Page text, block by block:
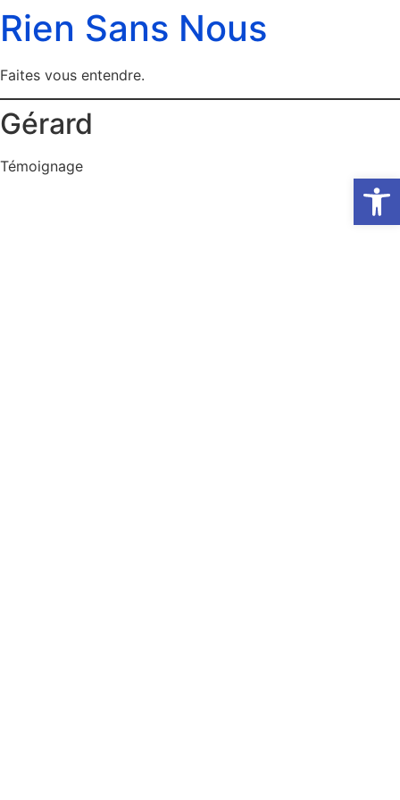
Ouvrir
Rien Sans Nous
Faites vous entendre.
Gérard
Témoignage